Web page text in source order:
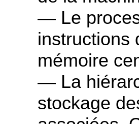
— Le
instructions
mémoire
— La
stockage